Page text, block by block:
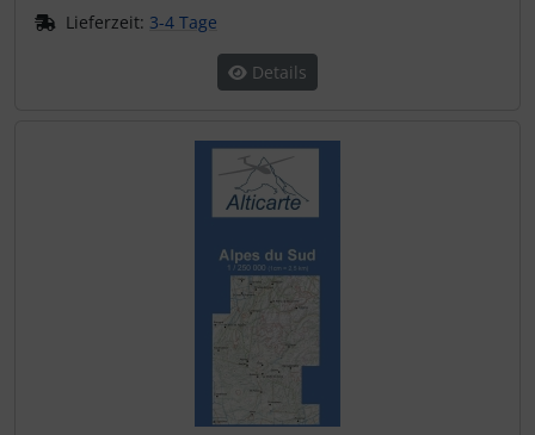
Lieferzeit: 3-4 Tage
Details